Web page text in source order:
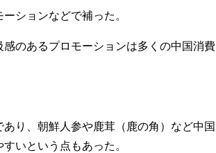
ションなどで補った。
のあるプロモーションは多くの中国消費
り、朝鮮人参や鹿茸（鹿の角）など中国
いという点もあった。